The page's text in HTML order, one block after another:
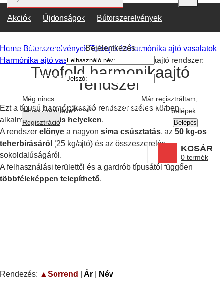
Bejelentkezés
Még nincs
felhasználóneve?
Regisztráció
Már regisztráltam,
belépek:
KOSÁR
0termék
Akciók Újdonságok Bútorszerelvények
Bútorkiegészítők Barkács-szerszám
Konyhai mosogatók, csaptelepek
Bútorajtók, dekorpanelek Rétegeltlemezek
Munkavédelmi termékek Márkák
Home BútorszerelvényekTolóajtó és harmónika ajtó vasalatok
Harmónika ajtó vasalatokTwofold harmonikaajtó rendszer:
Twofold harmonikaajtó rendszer
Ezt a típusúharmónikaajtó
rendszer széles körben
alkalmazható akis helyeken.
A rendszerelőnyea nagyonsima csúsztatás
50 kg-os
teherbírásáról(25 kg/ajtó) és az összeszerelés
sokoldalúságáról.
A felhasználási területtől és a gardrób típusától függően
többféleképpen telepíthető.